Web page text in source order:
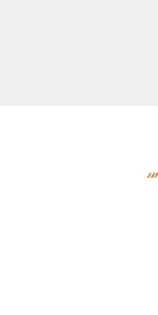
the overall
progress